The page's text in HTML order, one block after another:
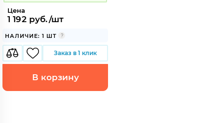
Цена
1 192 руб./шт
НАЛИЧИЕ: 1 ШТ
Заказ в 1 клик
В корзину